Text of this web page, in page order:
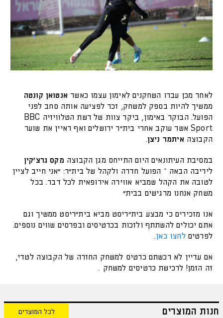
לאחר מכן עברו השחקנים לאימון עצמו כאשר אנטואן קונטה
ממשיך להיות בספק למשחק, זכר לפציעה אותה סחב לפני
הפועל. הבוקר באימון, ביקר צוות של רשת הטלוויזיה BBC
Sport אשר עוקב אחרי בית״ר ירושלים ואף ראיין את שוער
הקבוצה איתמר ניצן.
במסיבת העיתונאים היום התייחס מגן הקבוצה מקס גרצ'קין
ליריבה הבאה – הפועל חדרה ולקהל של בית"ר: "אני חייב לציין
לטובה את הקהל שמביא אווירה אירופאית לכל דבר. בכל
משחק אנחנו מרגישים בבית"
אנו מזכירים כי מבצע בית"ריסט מביא בית"ריסט ממשיך וגם
אתם יכולים להשתתף ולזכות בכרטיסים ובפרסים שווים נוספים.
לפרטיםלחצו כאן.
אם עדיין לא רכשתם כרטיס למשחק החזרה של הקבוצה לטדי,
זה הזמן! לרכישת כרטיסים למשחק .
חנות המוצרים לכל המוצרים